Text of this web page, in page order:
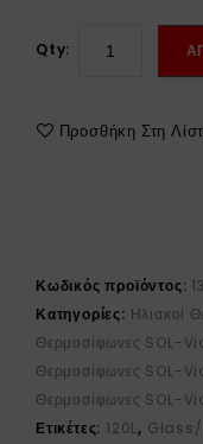
Qty:
Προσθήκη Στη
Κωδικός προϊόντος:
Κατηγορίες: Ηλιακοί
Θερμοσίφωνες SOL-
Θερμοσίφωνες SOL-
Θερμοσίφωνες SOL-
Ετικέτες: 120L,